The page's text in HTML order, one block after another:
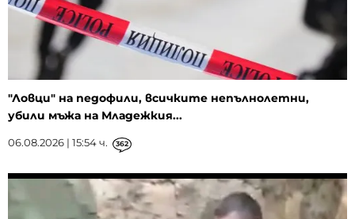
"Ловци" на педофили, всичките непълнолетни,
убили мъжа на Младежкия...
06.08.2026 | 15:54 ч. 362